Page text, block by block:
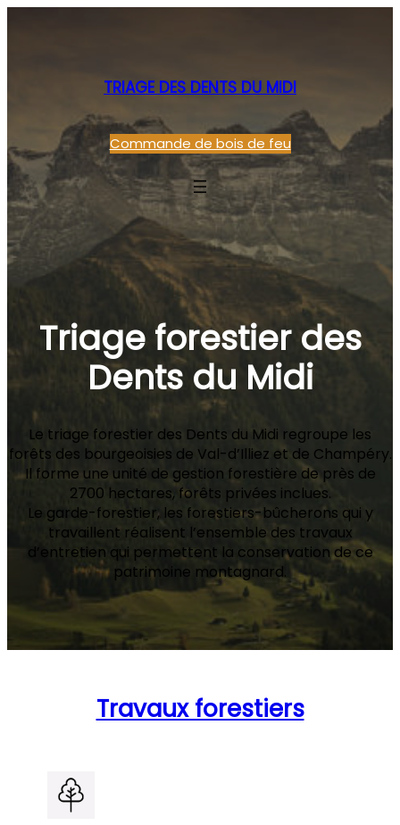
TRIAGE DES DENTS DU MIDI
Commande de bois de feu
Triage forestier des
Dents du Midi
Le triage forestier des Dents du Midi regroupe les
forêts des bourgeoisies de Val-d’Illiez et de Champéry.
Il forme une unité de gestion forestière de près de
2700 hectares, forêts privées inclues.
Le garde-forestier, les forestiers-bûcherons qui y
travaillent réalisent l’ensemble des travaux
d’entretien qui permettent la conservation de ce
patrimoine montagnard.
Travaux forestiers